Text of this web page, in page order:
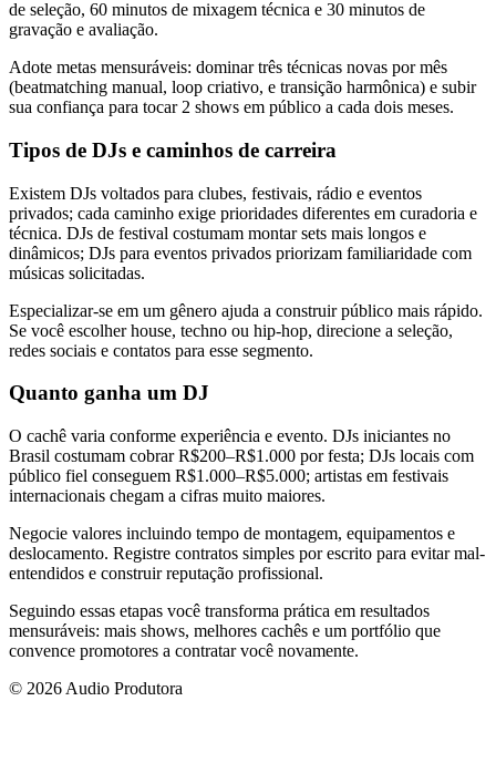
de seleção, 60 minutos de mixagem técnica e 30 minutos de
gravação e avaliação.
Adote metas mensuráveis: dominar três técnicas novas por mês
(beatmatching manual, loop criativo, e transição harmônica) e subir
sua confiança para tocar 2 shows em público a cada dois meses.
Tipos de DJs e caminhos de carreira
Existem DJs voltados para clubes, festivais, rádio e eventos
privados; cada caminho exige prioridades diferentes em curadoria e
técnica. DJs de festival costumam montar sets mais longos e
dinâmicos; DJs para eventos privados priorizam familiaridade com
músicas solicitadas.
Especializar-se em um gênero ajuda a construir público mais rápido.
Se você escolher house, techno ou hip-hop, direcione a seleção,
redes sociais e contatos para esse segmento.
Quanto ganha um DJ
O cachê varia conforme experiência e evento. DJs iniciantes no
Brasil costumam cobrar R$200–R$1.000 por festa; DJs locais com
público fiel conseguem R$1.000–R$5.000; artistas em festivais
internacionais chegam a cifras muito maiores.
Negocie valores incluindo tempo de montagem, equipamentos e
deslocamento. Registre contratos simples por escrito para evitar mal-
entendidos e construir reputação profissional.
Seguindo essas etapas você transforma prática em resultados
mensuráveis: mais shows, melhores cachês e um portfólio que
convence promotores a contratar você novamente.
© 2026 Audio Produtora